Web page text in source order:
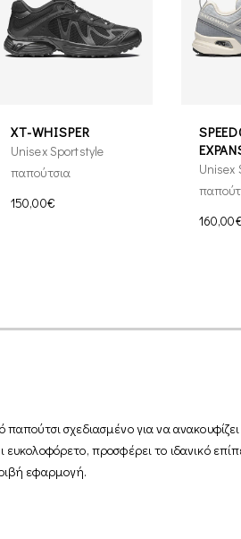
XT-WHISPER
Unisex Sportstyle
παπούτσια
150,00€
Unisex
σχεδιασμένο για να
προσφέρει το ιδανικό
εφαρμογή.